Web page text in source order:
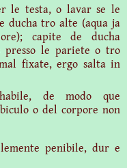
le testa, o lavar se le
ducha tro alte (aqua ja
capite de ducha
presso le pariete o tro
fixate, ergo salta in
de modo que
o del corpore non
penibile, dur e